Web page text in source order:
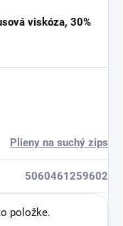
viskóza, 30%
Plieny na suchý zips
5060461259602
položke.